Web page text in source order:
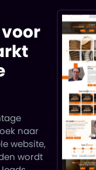
naar
website,
wordt